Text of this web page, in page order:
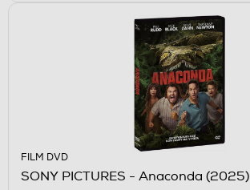
FILM DVD
SONY PICTURES - Anaconda (2025)